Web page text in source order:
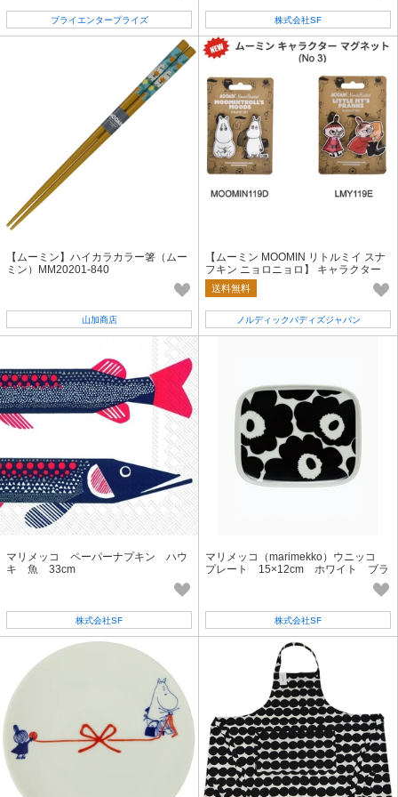
ブライエンタープライズ 株式会社SF
【ムーミン】ハイカラカラー箸（ムー
ミン）MM20201-840
山加商店
【ムーミン MOOMIN リトルミイ スナ
フキン ニョロニョロ】 キャラクター
マグネット No3
送料無料
ノルディックバディズジャパン
マリメッコ ペーパーナプキン ハウ
キ 魚 33cm
株式会社SF
マリメッコ（marimekko）ウニッコ
プレート 15×12cm ホワイト ブラ
株式会社SF